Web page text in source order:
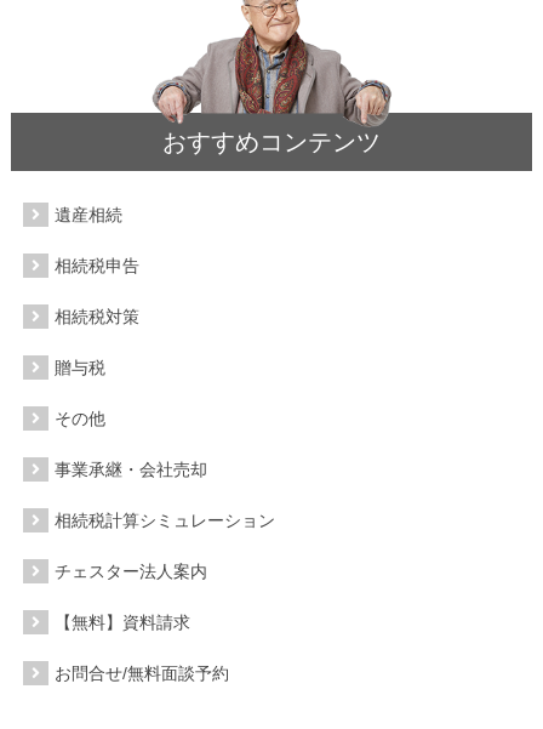
おすすめコンテンツ
遺産相続
相続税申告
相続税対策
贈与税
その他
事業承継・会社売却
相続税計算シミュレーション
チェスター法人案内
【無料】資料請求
お問合せ/無料面談予約